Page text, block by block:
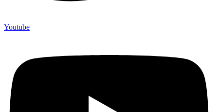
Youtube